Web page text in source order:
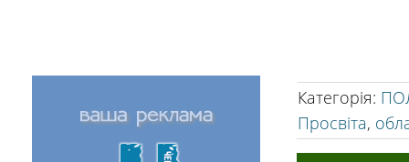
Категорія:
Просвіта,